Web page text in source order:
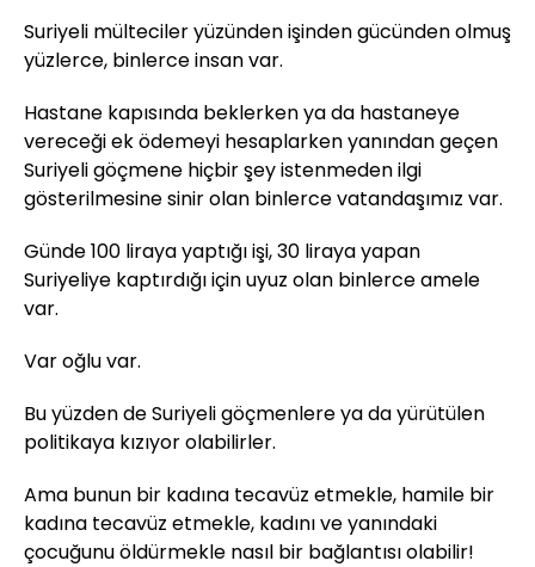
Suriyeli mülteciler yüzünden işinden gücünden olmuş
yüzlerce, binlerce insan var.
Hastane kapısında beklerken ya da hastaneye
vereceği ek ödemeyi hesaplarken yanından geçen
Suriyeli göçmene hiçbir şey istenmeden ilgi
gösterilmesine sinir olan binlerce vatandaşımız var.
Günde 100 liraya yaptığı işi, 30 liraya yapan
Suriyeliye kaptırdığı için uyuz olan binlerce amele
var.
Var oğlu var.
Bu yüzden de Suriyeli göçmenlere ya da yürütülen
politikaya kızıyor olabilirler.
Ama bunun bir kadına tecavüz etmekle, hamile bir
kadına tecavüz etmekle, kadını ve yanındaki
çocuğunu öldürmekle nasıl bir bağlantısı olabilir!